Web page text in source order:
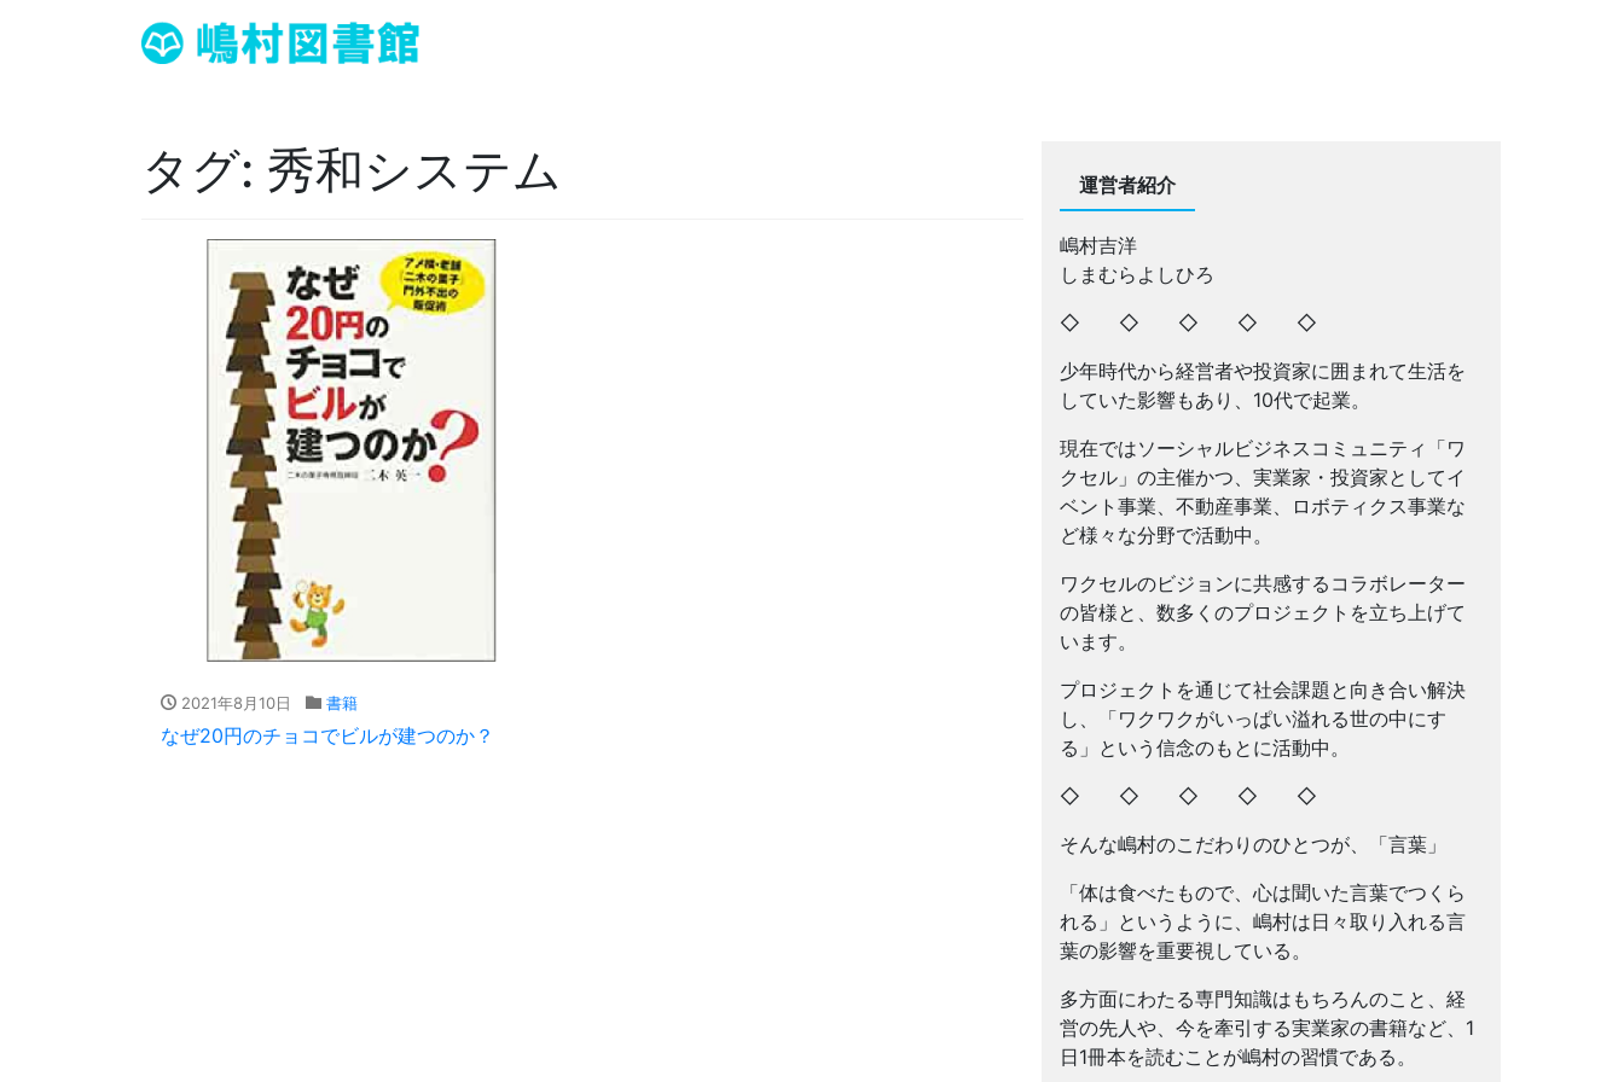
タグ: 秀和システム
2021年8月10日 書籍
なぜ20円のチョコでビルが建つのか？
運営者紹介
嶋村吉洋
しまむらよしひろ
◇ ◇ ◇ ◇ ◇
少年時代から経営者や投資家に囲まれて生活を
していた影響もあり、10代で起業。
現在ではソーシャルビジネスコミュニティ「ワ
クセル」の主催かつ、実業家・投資家としてイ
ベント事業、不動産事業、ロボティクス事業な
ど様々な分野で活動中。
ワクセルのビジョンに共感するコラボレーター
の皆様と、数多くのプロジェクトを立ち上げて
います。
プロジェクトを通じて社会課題と向き合い解決
し、「ワクワクがいっぱい溢れる世の中にす
る」という信念のもとに活動中。
◇ ◇ ◇ ◇ ◇
そんな嶋村のこだわりのひとつが、「言葉」
「体は食べたもので、心は聞いた言葉でつくら
れる」というように、嶋村は日々取り入れる言
葉の影響を重要視している。
多方面にわたる専門知識はもちろんのこと、経
営の先人や、今を牽引する実業家の書籍など、1
日1冊本を読むことが嶋村の習慣である。